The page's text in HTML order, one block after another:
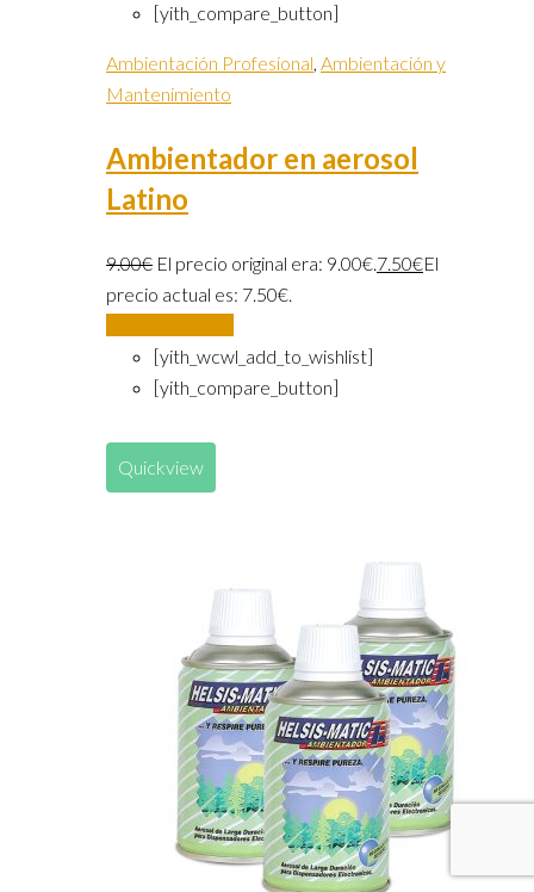
[yith_compare_button]
Ambientación Profesional, Ambientación y
Mantenimiento
Ambientador en aerosol
Latino
9.00€ El precio original era: 9.00€.7.50€El
precio actual es: 7.50€.
[yith_wcwl_add_to_wishlist]
[yith_compare_button]
Quickview